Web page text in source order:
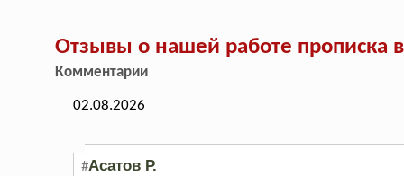
Отзывы о нашей работе прописка
Комментарии
02.08.2026
#Асатов Р.